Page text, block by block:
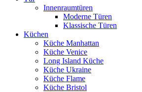
Innenraumtüren
Moderne Türen
Klassische Türen
Küchen
Küche Manhattan
Küche Venice
Long Island Küche
Küche Ukraine
Küche Flame
Küche Bristol